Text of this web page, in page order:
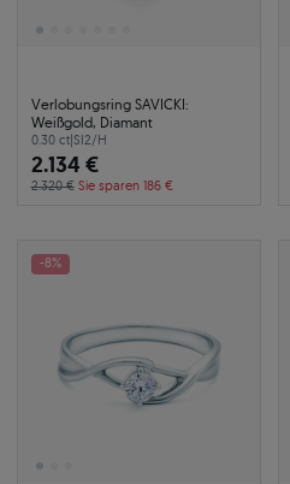
Verlobungsring SAVICKI:
Weißgold, Diamant
0.30 ct|SI2/H
2.134 €
2.320 € Sie sparen 186 €
-8%